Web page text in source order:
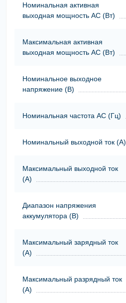
Номинальная активная
выходная мощность АС (Вт)
Максимальная активная
выходная мощность АС (Вт)
Номинальное выходное
напряжение (В)
Номинальная частота АС (Гц)
Номинальный выходной ток (А)
Максимальный выходной ток
(А)
Диапазон напряжения
аккумулятора (В)
Максимальный зарядный ток
(А)
Максимальный разрядный ток
(А)